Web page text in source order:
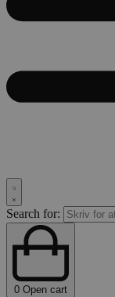
Search for:
0 Open cart